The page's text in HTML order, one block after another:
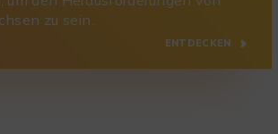
zu sein.
ENTDECKEN